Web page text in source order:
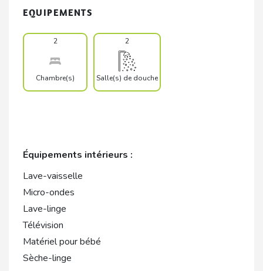
EQUIPEMENTS
2
Chambre(s)
2
Salle(s) de douche
Équipements intérieurs :
Lave-vaisselle
Micro-ondes
Lave-linge
Télévision
Matériel pour bébé
Sèche-linge